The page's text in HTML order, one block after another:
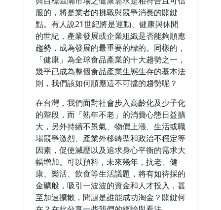
服的，將是業者的挑戰與競爭消長的關鍵
點。有人說21世紀將是運動、健康與休閒
的世紀，產業發展或企業組織是否能夠順應
趨勢，成為發展的最重要的標的。同樣的，
「健康」為全球食品產業的十大趨勢之一，
幾乎已成為整個食品產業生態生存的基本法
則，我們該如何順應這不可擋的趨勢呢？
在台灣，我們面對社會步入高齡化及少子化
的階段，而「熟年不老」的消費心態日益擴
大，另外持續不景氣、物價上漲、生活或職
場競爭激烈、產業外移轉型和政治不穩定等
因素，促使減壓以及追求身心平衡的需求大
幅增加。可以預料，未來幾年，抗老、健
康、樂活、飲食等生活議題，將有如待採的
金礦般，吸引一波波的資金和人才投入，甚
至加速擴散，問題是誰能成功淘金？關鍵何